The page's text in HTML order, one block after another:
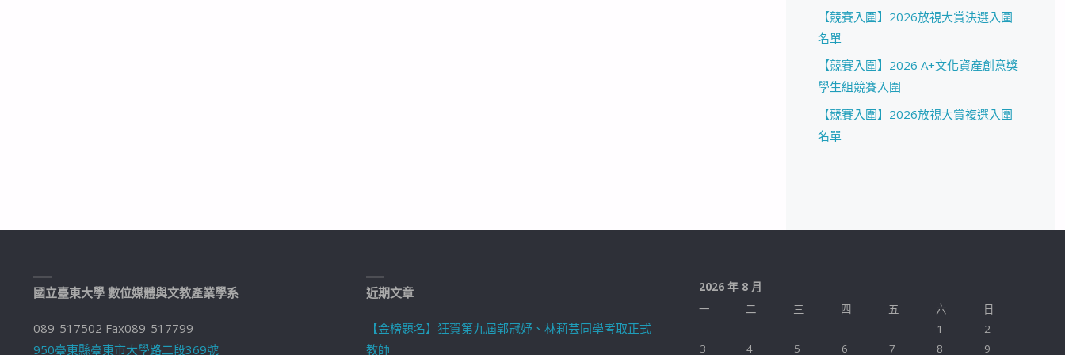
【競賽入圍】2026放視大賞決選入圍
名單
【競賽入圍】2026 A+文化資產創意獎
學生組競賽入圍
【競賽入圍】2026放視大賞複選入圍
名單
國立臺東大學 數位媒體與文教產業學系
089-517502 Fax089-517799
950臺東縣臺東市大學路二段369號
近期文章
【金榜題名】狂賀第九屆郭冠妤、林莉芸同學考取正式
教師
2026 年 8 月
一
二 三 四 五 六
日
1
2
3
4 5 6 7 8 9